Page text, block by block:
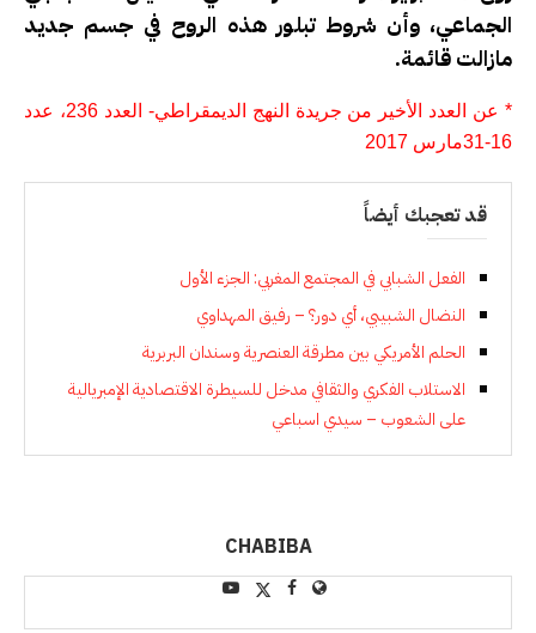
الجماعي، وأن شروط تبلور هذه الروح في جسم جديد
مازالت قائمة.
* عن العدد الأخير من جريدة النهج الديمقراطي- العدد 236، عدد
16-31مارس 2017
قد تعجبك أيضاً
الفعل الشبابي في المجتمع المغربي: الجزء الأول
النضال الشبيبي، أي دور؟ – رفيق المهداوي
الحلم الأمريكي بين مطرقة العنصرية وسندان البربرية
الاستلاب الفكري والثقافي مدخل للسيطرة الاقتصادية الإمبريالية
على الشعوب – سيدي اسباعي
CHABIBA